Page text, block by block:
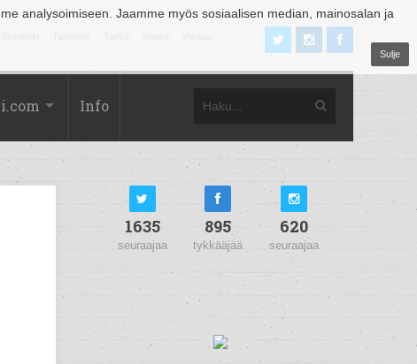
analysoimiseen. Jaamme myös sosiaalisen median, mainosalan ja
Sulje
Info
1635
seuraajaa
895
tykkääjää
620
seuraajaa